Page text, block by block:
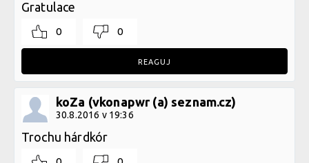
Gratulace
0 0
REAGUJ
koZa (vkonapwr (a) seznam.cz)
30.8.2016 v 19:36
Trochu hárdkór